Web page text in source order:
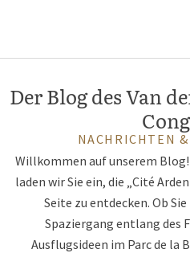
Der Blog des Van
NACHRICHTEN
Willkommen auf unserem
laden wir Sie ein, die „Cité
Seite zu entdecken. Ob
Spaziergang entlang des
Ausflugsideen im Parc de la